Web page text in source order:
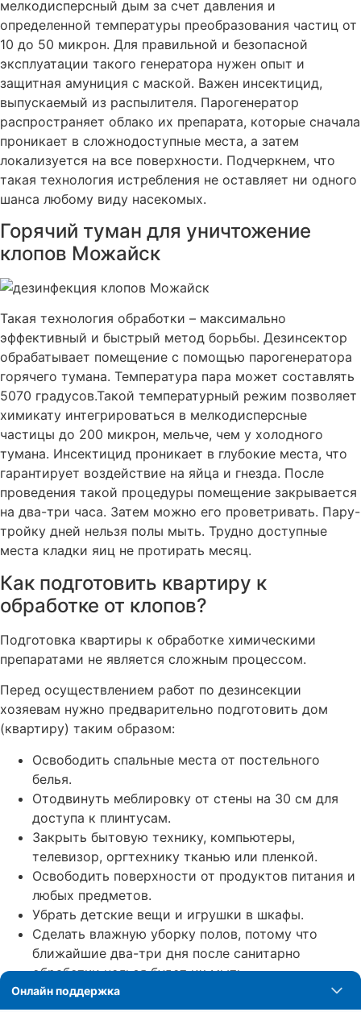
мелкодисперсный дым за счет давления и
определенной температуры преобразования частиц от
10 до 50 микрон. Для правильной и безопасной
эксплуатации такого генератора нужен опыт и
защитная амуниция с маской. Важен инсектицид,
выпускаемый из распылителя. Парогенератор
распространяет облако их препарата, которые сначала
проникает в сложнодоступные места, а затем
локализуется на все поверхности. Подчеркнем, что
такая технология истребления не оставляет ни одного
шанса любому виду насекомых.
Горячий туман для уничтожение
клопов Можайск
Такая технология обработки – максимально
эффективный и быстрый метод борьбы. Дезинсектор
обрабатывает помещение с помощью парогенератора
горячего тумана. Температура пара может составлять
5070 градусов.Такой температурный режим позволяет
химикату интегрироваться в мелкодисперсные
частицы до 200 микрон, мельче, чем у холодного
тумана. Инсектицид проникает в глубокие места, что
гарантирует воздействие на яйца и гнезда. После
проведения такой процедуры помещение закрывается
на два-три часа. Затем можно его проветривать. Пару-
тройку дней нельзя полы мыть. Трудно доступные
места кладки яиц не протирать месяц.
Как подготовить квартиру к
обработке от клопов?
Подготовка квартиры к обработке химическими
препаратами не является сложным процессом.
Перед осуществлением работ по дезинсекции
хозяевам нужно предварительно подготовить дом
(квартиру) таким образом:
Освободить спальные места от постельного
белья.
Отодвинуть меблировку от стены на 30 см для
доступа к плинтусам.
Закрыть бытовую технику, компьютеры,
телевизор, оргтехнику тканью или пленкой.
Освободить поверхности от продуктов питания и
любых предметов.
Убрать детские вещи и игрушки в шкафы.
Сделать влажную уборку полов, потому что
ближайшие два-три дня после санитарно
обработки нельзя будет их мыть.
Почему мы?